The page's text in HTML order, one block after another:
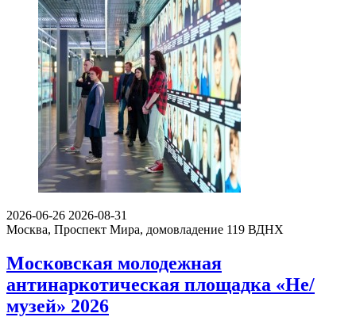
2026-06-26 2026-08-31
Москва, Проспект Мира, домовладение 119 ВДНХ
Московская молодежная
антинаркотическая площадка «Не/
музей» 2026